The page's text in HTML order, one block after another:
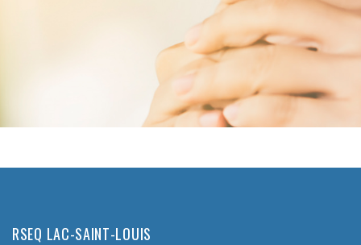
RSEQ LAC-SAINT-LOUIS